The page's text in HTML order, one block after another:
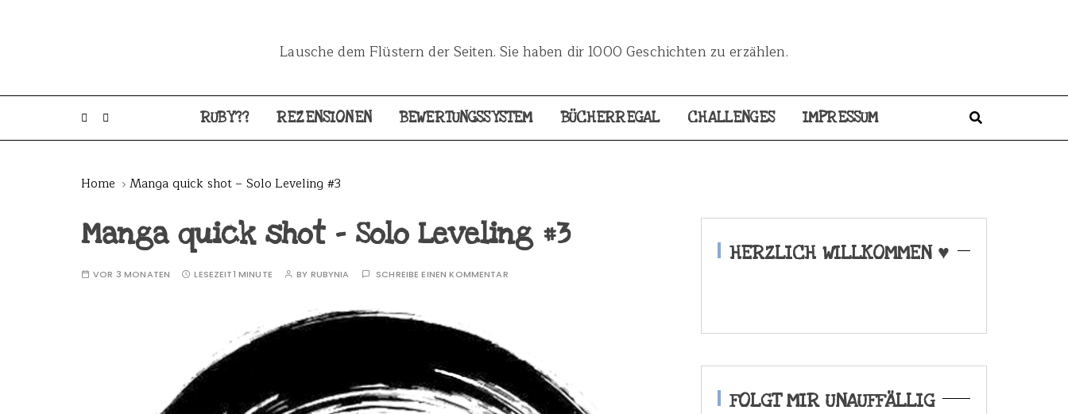
Lausche dem Flüstern der Seiten. Sie haben dir 1000 Geschichten zu erzählen.
RUBY?? REZENSIONEN BEWERTUNGSSYSTEM BÜCHERREGAL CHALLENGES IMPRESSUM
Home Manga quick shot – Solo Leveling #3
Manga quick shot – Solo Leveling #3
VOR 3 MONATEN LESEZEIT1 MINUTE BY RUBYNIA SCHREIBE EINEN KOMMENTAR
HERZLICH WILLKOMMEN ♥
FOLGT MIR UNAUFFÄLLIG